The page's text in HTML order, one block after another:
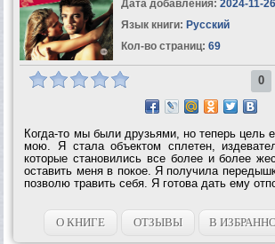
Дата добавления: 2024-11-26
Язык книги: Русский
Кол-во страниц: 69
0
Когда-то мы были друзьями, но теперь цель
мою. Я стала объектом сплетен,
которые становились все более и более
оставить меня в покое. Я получила
позволю травить себя. Я готова дать ему
О КНИГЕ ОТЗЫВЫ В